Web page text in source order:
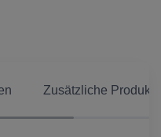
Zusätzliche